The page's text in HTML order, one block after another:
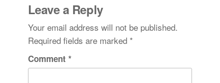
Leave a Reply
Your email address will not be published.
Required fields are marked *
Comment *